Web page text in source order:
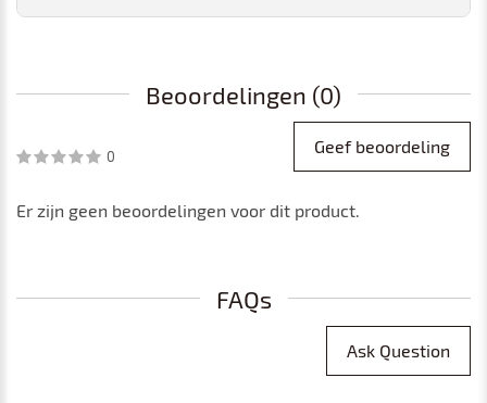
Beoordelingen (0)
0 Geef beoordeling
Er zijn geen beoordelingen voor dit product.
FAQs
Ask Question